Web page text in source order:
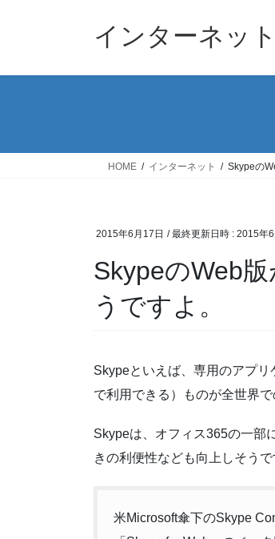
インターネッ
HOME インターネット Skypeの
2015年6月17日 / 最終更新日時 : 2015年6
SkypeのWeb
うですよ。
Skypeといえば、専用のアプ
で利用できる）ものが全世界
Skypeは、オフィス365の一部
きの利便性なども向上しそうで
米Microsoft傘下のSkype